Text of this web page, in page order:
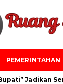
PEMERINTAHAN
Jadikan